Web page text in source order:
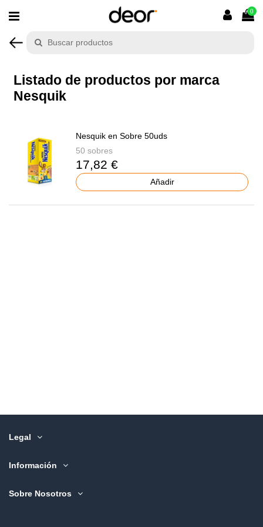
0
Listado de productos por marca
Nesquik
Nesquik en Sobre 50uds
50 sobres
17,82 €
Añadir
Legal
Información
Sobre Nosotros